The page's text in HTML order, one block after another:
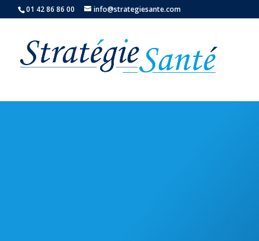
01 42 86 86 00 info@strategiesante.com